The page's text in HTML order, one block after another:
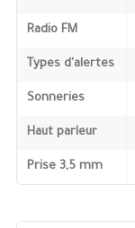
Radio FM
Types d'alertes
Sonneries
Haut parleur
Prise 3,5 mm